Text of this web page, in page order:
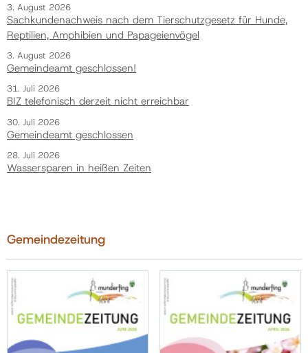
3. August 2026
Sachkundenachweis nach dem Tierschutzgesetz für Hunde,
Reptilien, Amphibien und Papageienvögel
3. August 2026
Gemeindeamt geschlossen!
31. Juli 2026
BIZ telefonisch derzeit nicht erreichbar
30. Juli 2026
Gemeindeamt geschlossen
28. Juli 2026
Wassersparen in heißen Zeiten
Gemeindezeitung